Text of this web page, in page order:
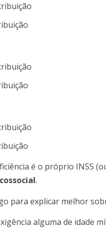
é o próprio INSS
.
para explicar melhor
alguma de idade